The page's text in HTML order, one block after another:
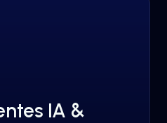
IA &